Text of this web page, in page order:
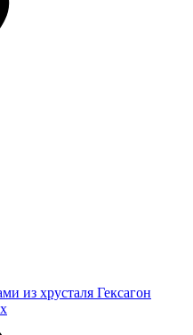
из хрусталя Гексагон